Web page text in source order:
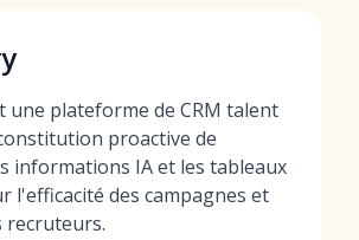
une plateforme de CRM talent
proactive de
informations IA et les tableaux
l'efficacité des campagnes et
recruteurs.